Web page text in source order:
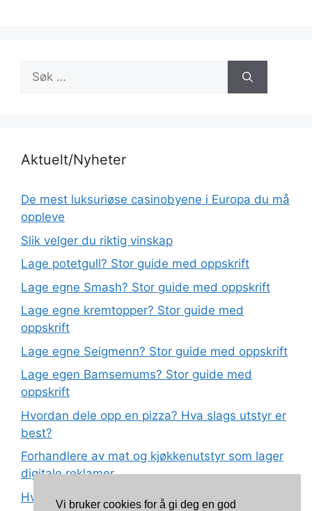
Søk
etter:
Aktuelt/Nyheter
De mest luksuriøse casinobyene i Europa du må
oppleve
Slik velger du riktig vinskap
Lage potetgull? Stor guide med oppskrift
Lage egne Smash? Stor guide med oppskrift
Lage egne kremtopper? Stor guide med
oppskrift
Lage egne Seigmenn? Stor guide med oppskrift
Lage egen Bamsemums? Stor guide med
oppskrift
Hvordan dele opp en pizza? Hva slags utstyr er
best?
Forhandlere av mat og kjøkkenutstyr som lager
digitale reklamer
Hva betyr det at plast har matkvalitet?
Vi bruker cookies for å gi deg en god